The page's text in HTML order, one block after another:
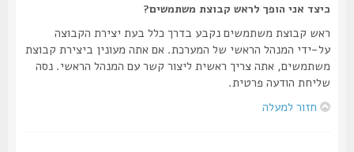
כיצד אני הופך לראש קבוצת משתמשים?
ראש קבוצת משתמשים נקבע בדרך כלל בעת יצירת הקבוצה
על-ידי המנהל הראשי של המערכת. אם אתה מעונין ביצירת קבוצת
משתמשים, אתה צריך ראשית ליצור קשר עם המנהל הראשי. נסה
שליחת הודעה פרטית.
חזור למעלה